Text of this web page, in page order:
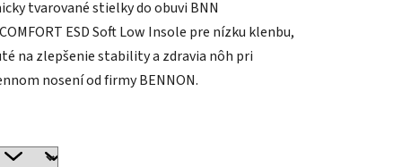
tvarované stielky do obuvi BNN
ESD Soft Low Insole pre nízku klenbu,
na zlepšenie stability a zdravia nôh pri
nosení od firmy BENNON.